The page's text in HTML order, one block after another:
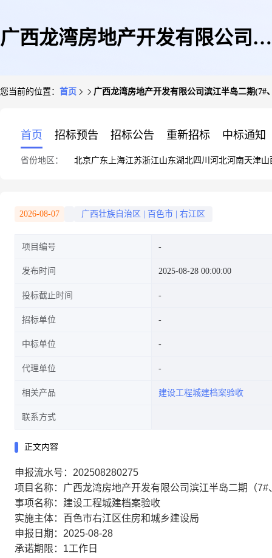
广西龙湾房地产开发有限公司滨
您当前的位置： 首页 广西龙湾房地产开发有限公司滨江半岛二期(7#
首页 招标预告 招标公告 重新招标 中标通知
省份地区： 北京广东 上海江苏浙江山东湖北四川 河北河南天津山
2026-08-07 广西壮族自治区 百色市 右江区
项目编号
发布时间 2025-08-28 00:00:00
投标截止时间
招标单位
中标单位
代理单位
相关产品 建设工程城建档案验收
联系方式
正文内容
申报流水号：202508280275
项目名称：广西龙湾房地产开发有限公司滨江半岛二期（7#
事项名称：建设工程城建档案验收
实施主体：百色市右江区住房和城乡建设局
申报日期：2025-08-28
承诺期限：1工作日